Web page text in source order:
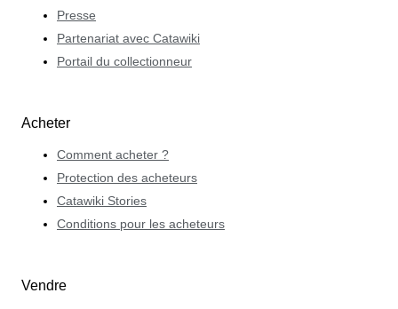
Presse
Partenariat avec Catawiki
Portail du collectionneur
Acheter
Comment acheter ?
Protection des acheteurs
Catawiki Stories
Conditions pour les acheteurs
Vendre